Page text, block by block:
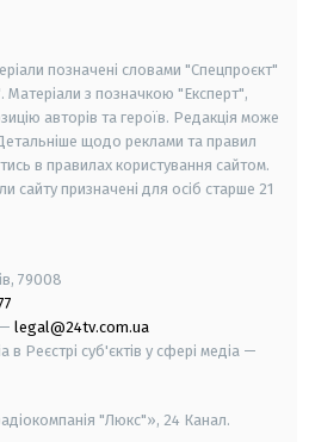
позначені словами "Спецпроєкт"
Матеріали з позначкою "Експерт",
авторів та героїв. Редакція може
Детальніше щодо реклами та правил
в правилах користування сайтом.
сайту призначені для осіб старше 21
79008
legal@24tv.com.ua
в Реєстрі суб'єктів у сфері медіа —
"Люкс"», 24 Канал.